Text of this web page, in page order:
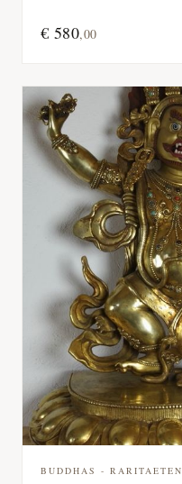
€ 580,00
BUDDHAS - RARITAETEN